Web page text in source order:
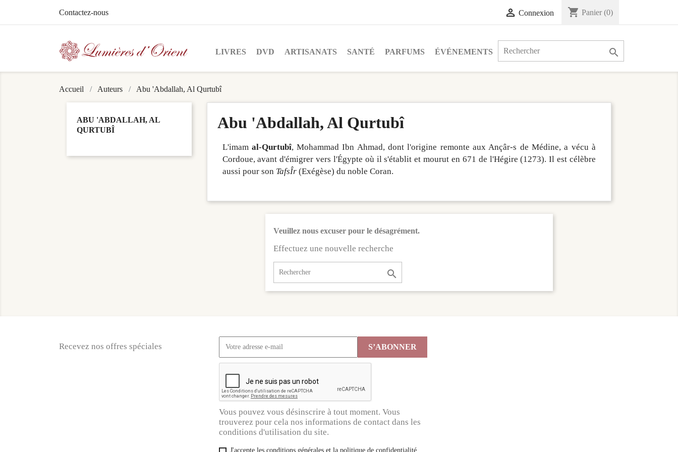
Contactez-nous  Connexion shopping_cart Panier (0)
LIVRES DVD ARTISANATS SANTÉ PARFUMS ÉVÉNEMENTS 
Accueil Auteurs Abu 'Abdallah, Al Qurtubî
ABU 'ABDALLAH, AL
QURTUBÎ
Abu 'Abdallah, Al Qurtubî
L'imam al-Qurtubî, Mohammad Ibn Ahmad, dont l'origine remonte aux Ançâr-s de Médine, a vécu à
Cordoue, avant d'émigrer vers l'Égypte où il s'établit et mourut en 671 de l'Hégire (1273). Il est célèbre
aussi pour son TafsÎr (Exégèse) du noble Coran.
Veuillez nous excuser pour le désagrément.
Effectuez une nouvelle recherche

Recevez nos offres spéciales
Vous pouvez vous désinscrire à tout moment. Vous
trouverez pour cela nos informations de contact dans les
conditions d'utilisation du site.
J'accepte les conditions générales et la politique de confidentialité